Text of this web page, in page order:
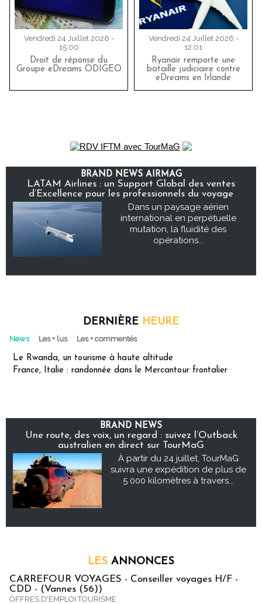
Vendredi 24 Juillet 2026 -
15:00
Droit de réponse du
Groupe eDreams ODIGEO
Vendredi 24 Juillet 2026 -
12:01
Ryanair remporte une
bataille judiciaire contre
eDreams en Irlande
BRAND NEWS AIRMAG
LATAM Airlines : un Support Global des ventes
d’Excellence pour les professionnels du voyage
Dans un paysage aérien
international en perpétuelle
mutation, la fluidité des
opérations...
DERNIÈRE HEURE
News Les + lus Les + commentés
Le Rwanda, un tourisme à haute altitude
France, Italie : randonnée dans le Mercantour frontalier
BRAND NEWS
Une route, des voix, un regard : suivez l’Outback
australien en direct sur TourMaG
À partir du 24 juillet, TourMaG
suivra une expédition de plus de
5 000 kilomètres à travers...
LES ANNONCES
CARREFOUR VOYAGES - Conseiller voyages H/F -
CDD - (Vannes (56))
OFFRES D'EMPLOI TOURISME